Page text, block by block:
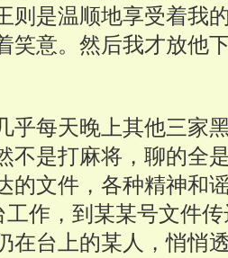
则是温顺地享受着我
笑意。然后我才放他
乎每天晚上其他三家
不是打麻将，聊的全
的文件，各种精神和
工作，到某某号文件
在台上的某人，悄悄